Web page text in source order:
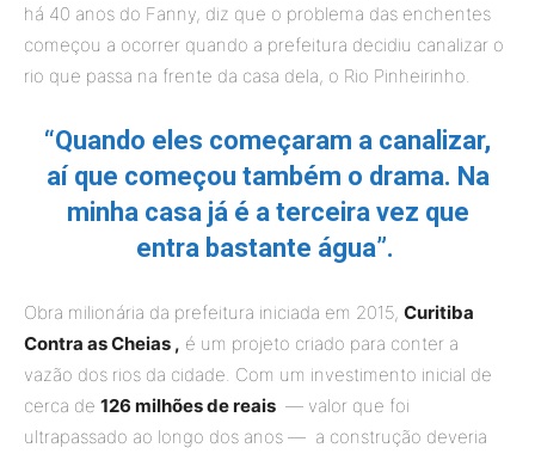
há 40 anos do Fanny, diz que o problema das enchentes
começou a ocorrer quando a prefeitura decidiu canalizar o
rio que passa na frente da casa dela, o Rio Pinheirinho.
“Quando eles começaram a canalizar,
aí que começou também o drama. Na
minha casa já é a terceira vez que
entra bastante água”.
Obra milionária da prefeitura iniciada em 2015, Curitiba
Contra as Cheias , é um projeto criado para conter a
vazão dos rios da cidade. Com um investimento inicial de
cerca de 126 milhões de reais — valor que foi
ultrapassado ao longo dos anos — a construção deveria